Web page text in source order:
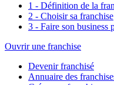
1 - Définition de la
2 - Choisir sa franchise
3 - Faire son business
Ouvrir une franchise
Devenir franchisé
Annuaire des